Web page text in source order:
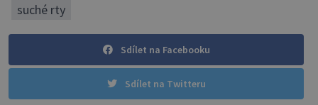
suché rty
Sdílet na Facebooku
Sdílet na Twitteru